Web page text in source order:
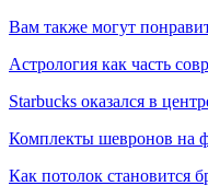
Вам также могут
Астрология как часть
Starbucks оказался в
Комплекты шевронов на
Как потолок становится